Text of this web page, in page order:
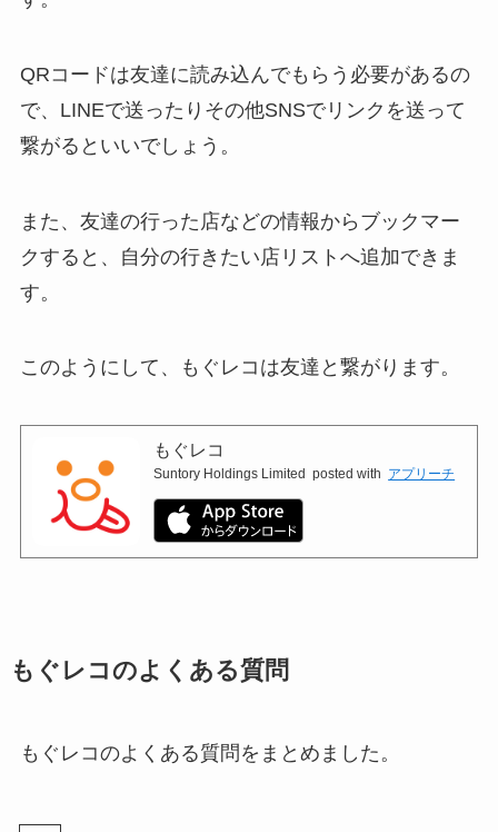
QRコードは友達に読み込んでもらう必要があるの
で、LINEで送ったりその他SNSでリンクを送って
繋がるといいでしょう。
また、友達の行った店などの情報からブックマー
クすると、自分の行きたい店リストへ追加できま
す。
このようにして、もぐレコは友達と繋がります。
もぐレコ
Suntory Holdings Limited posted with アプリーチ
もぐレコのよくある質問
もぐレコのよくある質問をまとめました。